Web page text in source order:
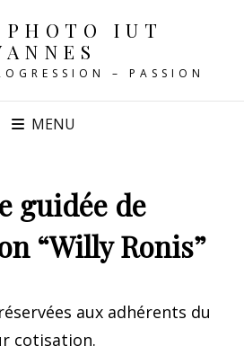
IUT
– PASSION
MENU
guidée de
“Willy Ronis”
aux adhérents du
cotisation.